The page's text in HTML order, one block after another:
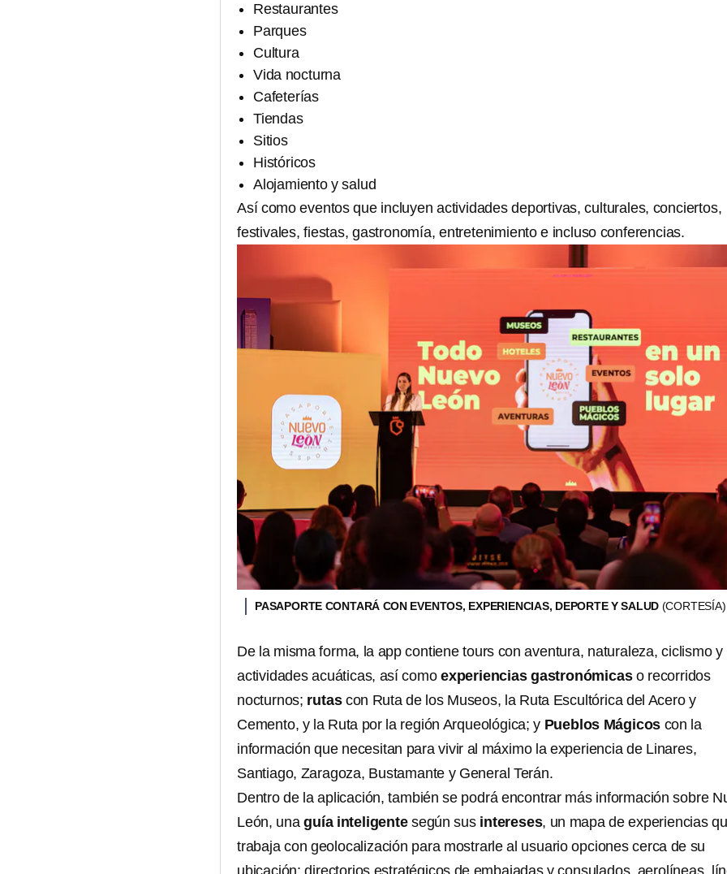
Restaurantes
Parques
Cultura
Vida nocturna
Cafeterías
Tiendas
Sitios
Históricos
Alojamiento y salud
Así como eventos que incluyen actividades deportivas, culturales, conciertos,
festivales, fiestas, gastronomía, entretenimiento e incluso conferencias.
PASAPORTE CONTARÁ CON EVENTOS, EXPERIENCIAS, DEPORTE Y SALUD (CORTESÍA)
De la misma forma, la app contiene tours con aventura, naturaleza, ciclismo y
actividades acuáticas, así comoexperiencias gastronómicaso recorridos
nocturnos; rutascon Ruta de los Museos, la Ruta Escultórica del Acero y
Cemento, y la Ruta por la región Arqueológica; y Pueblos Mágicos con la
información que necesitan para vivir al máximo la experiencia de Linares,
Santiago, Zaragoza, Bustamante y General Terán.
Dentro de la aplicación, también se podrá encontrar más información sobre
León, unaguía inteligentesegún sus intereses, un mapa de experiencias
trabaja con geolocalización para mostrarle al usuario opciones cerca de su